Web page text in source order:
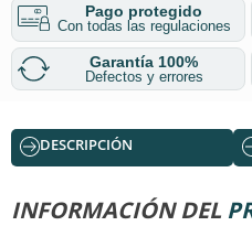
Pago protegido
Con todas las regulaciones
Garantía 100%
Defectos y errores
DESCRIPCIÓN
INFORMACIÓN DEL